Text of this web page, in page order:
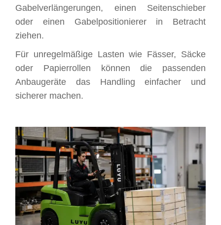
Gabelverlängerungen, einen Seitenschieber
oder einen Gabelpositionierer in Betracht
ziehen.
Für unregelmäßige Lasten wie Fässer, Säcke
oder Papierrollen können die passenden
Anbaugeräte das Handling einfacher und
sicherer machen.